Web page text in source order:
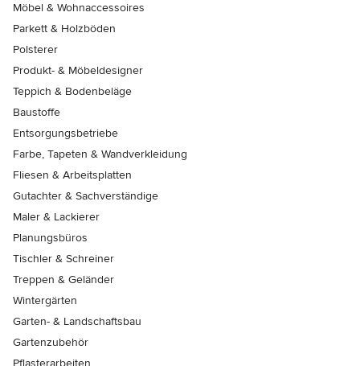
Möbel & Wohnaccessoires
Parkett & Holzböden
Polsterer
Produkt- & Möbeldesigner
Teppich & Bodenbeläge
Baustoffe
Entsorgungsbetriebe
Farbe, Tapeten & Wandverkleidung
Fliesen & Arbeitsplatten
Gutachter & Sachverständige
Maler & Lackierer
Planungsbüros
Tischler & Schreiner
Treppen & Geländer
Wintergärten
Garten- & Landschaftsbau
Gartenzubehör